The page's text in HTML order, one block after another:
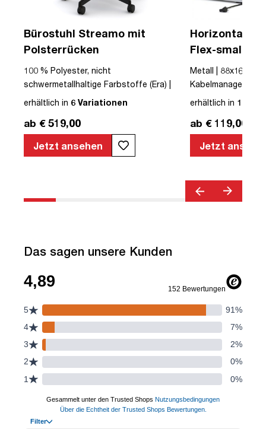
Bürostuhl Streamo mit
Polsterrücken
100 % Polyester, nicht
schwermetallhaltige Farbstoffe (Era) |
Textil | Schwarz | Schwarz | Drehstuhl |
Streamo | bis zu 120 kg | TÜV©
geprüfte Sicherheit | TÜV© geprüfte
Ergonomie | Quality Office© | TÜV©
erhältlich in 6 Variationen
ab € 519,00
Jetzt ansehen
Horizontaler
Flex-small +
Kabelführung
Steckdose
Metall |
erhältlich in 12
ab € 119,00
Jetzt
Das sagen unsere Kunden